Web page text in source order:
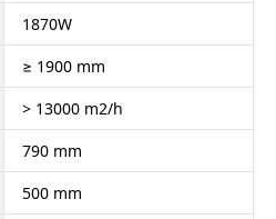
1870W
≥ 1900 mm
> 13000 m2/h
790 mm
500 mm